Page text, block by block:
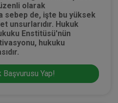
olarak
sebep de, işte bu yüksek
unsurlarıdır. Hukuk
Enstitüsü'nün
hukuku
Yap!